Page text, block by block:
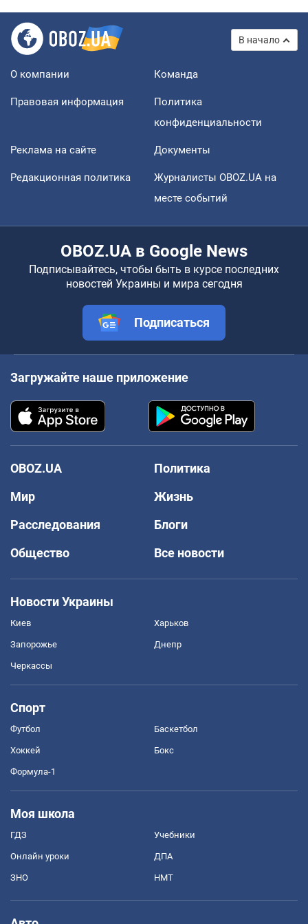
В начало
О компании Команда
Правовая информация
Политика
конфиденциальности
Реклама на сайте Документы
Редакционная политика
Журналисты OBOZ.UA на
месте событий
OBOZ.UA в Google News
Подписывайтесь, чтобы быть в курсе последних
новостей Украины и мира сегодня
Подписаться
Загружайте наше приложение
OBOZ.UA
Политика
Мир
Жизнь
Расследования
Блоги
Общество
Все новости
Новости Украины
Киев Харьков
Запорожье Днепр
Черкассы
Спорт
Футбол Баскетбол
Хоккей Бокс
Формула-1
Моя школа
ГДЗ Учебники
Онлайн уроки ДПА
ЗНО НМТ